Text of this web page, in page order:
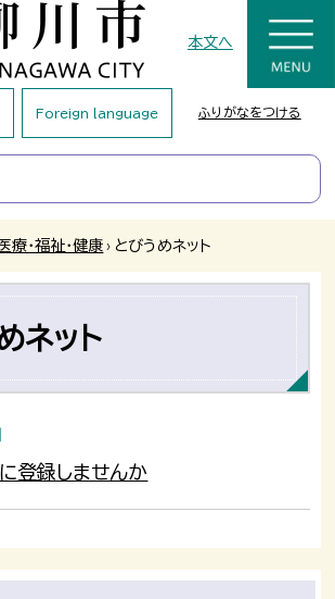
本文へ
Foreign language ふりがなをつける
医療・福祉・健康 › とびうめネット
ネット
登録しませんか